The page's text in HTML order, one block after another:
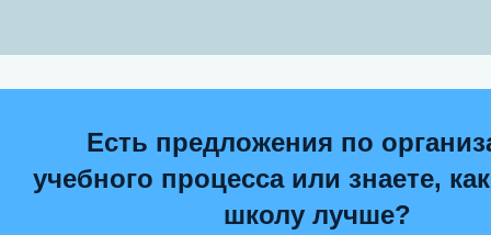
Есть предложения по
учебного процесса или знаете,
школу лучше?